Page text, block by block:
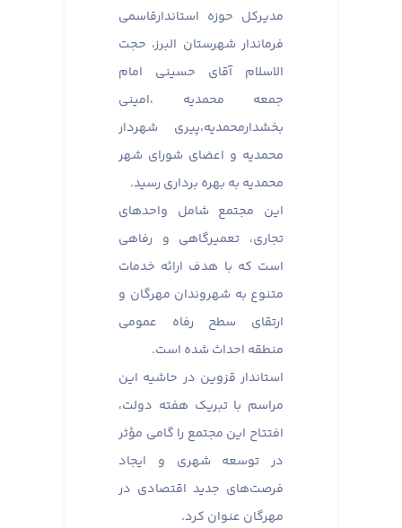
مدیرکل حوزه استاندارقاسمی
فرماندار شهرستان البرز، حجت
الاسلام آقای حسینی امام
جمعه محمدیه ،امینی
بخشدارمحمدیه،پیری شهردار
محمدیه و اعضای شورای شهر
محمدیه به بهره برداری رسید.
این مجتمع شامل واحدهای
تجاری، تعمیرگاهی و رفاهی
است که با هدف ارائه خدمات
متنوع به شهروندان مهرگان و
ارتقای سطح رفاه عمومی
منطقه احداث شده است.
استاندار قزوین در حاشیه این
مراسم با تبریک هفته دولت،
افتتاح این مجتمع را گامی مؤثر
در توسعه شهری و ایجاد
فرصت‌های جدید اقتصادی در
مهرگان عنوان کرد.